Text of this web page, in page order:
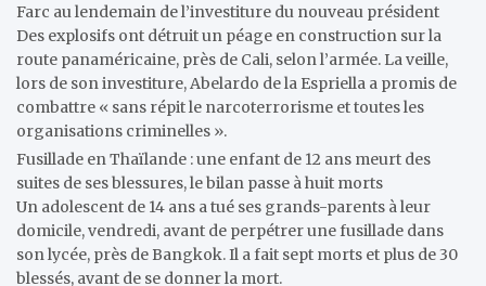
Farc au lendemain de l’investiture du nouveau président
Des explosifs ont détruit un péage en construction sur la
route panaméricaine, près de Cali, selon l’armée. La veille,
lors de son investiture, Abelardo de la Espriella a promis de
combattre « sans répit le narcoterrorisme et toutes les
organisations criminelles ».
Fusillade en Thaïlande : une enfant de 12 ans meurt des
suites de ses blessures, le bilan passe à huit morts
Un adolescent de 14 ans a tué ses grands-parents à leur
domicile, vendredi, avant de perpétrer une fusillade dans
son lycée, près de Bangkok. Il a fait sept morts et plus de 30
blessés, avant de se donner la mort.